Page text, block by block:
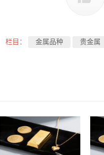
栏目： 金属品种 贵金属